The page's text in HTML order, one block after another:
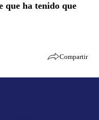
que ha tenido que
Compartir